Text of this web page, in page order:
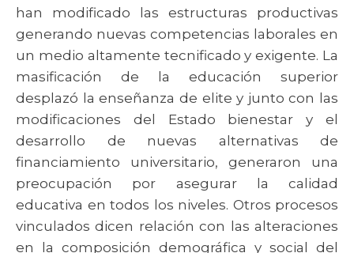
han modificado las estructuras productivas
generando nuevas competencias laborales en
un medio altamente tecnificado y exigente. La
masificación de la educación superior
desplazó la enseñanza de elite y junto con las
modificaciones del Estado bienestar y el
desarrollo de nuevas alternativas de
financiamiento universitario, generaron una
preocupación por asegurar la calidad
educativa en todos los niveles. Otros procesos
vinculados dicen relación con las alteraciones
en la composición demográfica y social del